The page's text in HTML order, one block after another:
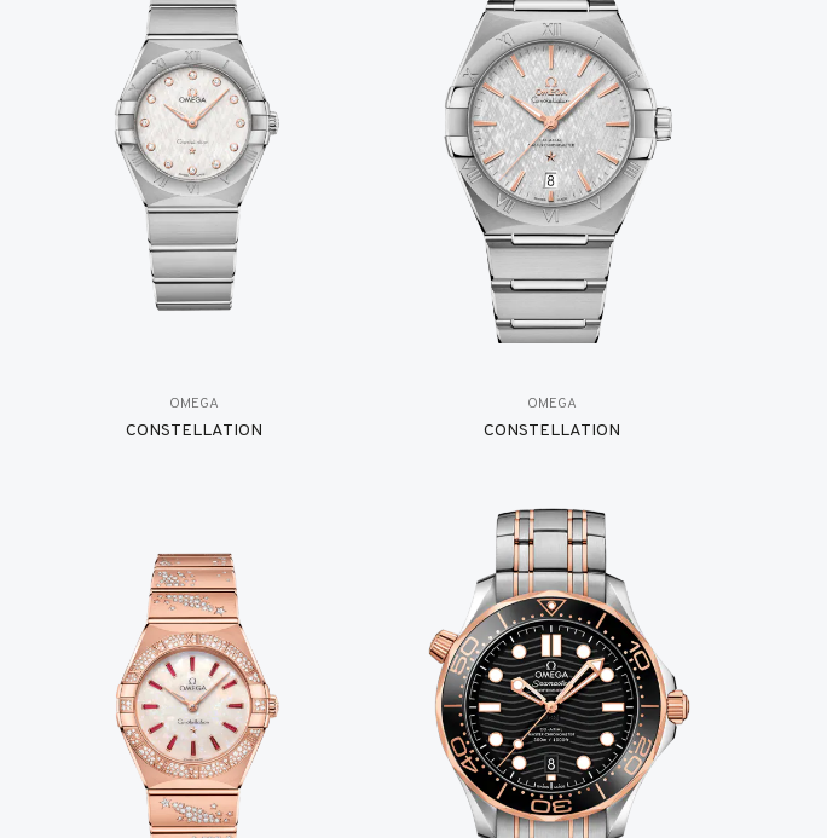
OMEGA
CONSTELLATION
OMEGA
CONSTELLATION